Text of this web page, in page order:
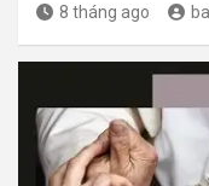
8 tháng ago